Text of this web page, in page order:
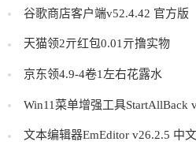
谷歌商店客户端v52.4.42 官方版
天猫领2亓红包0.01亓撸实物
京东领4.9-4卷1左右花露水
Win11菜单增强工具StartAllBack
文本编辑器EmEditor v26.2.5 中